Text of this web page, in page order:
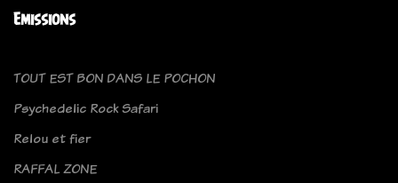
Emissions
TOUT EST BON DANS LE POCHON
Psychedelic Rock Safari
Relou et fier
RAFFAL ZONE